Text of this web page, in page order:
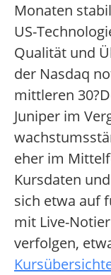
Monaten
US-
Qualität und
der Nasdaq
mittleren
Juniper im
eher im
Kursdaten
sich etwa auf
mit Live-
verfolgen,